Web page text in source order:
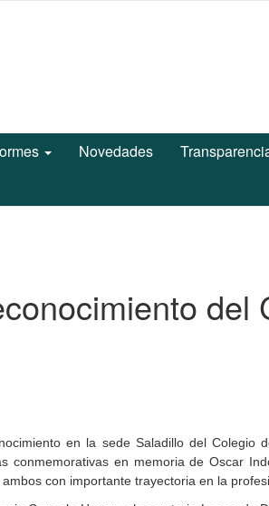
Novedades
del
en la sede Saladillo del Colegio
conmemorativas en memoria de Oscar
con importante trayectoria en la